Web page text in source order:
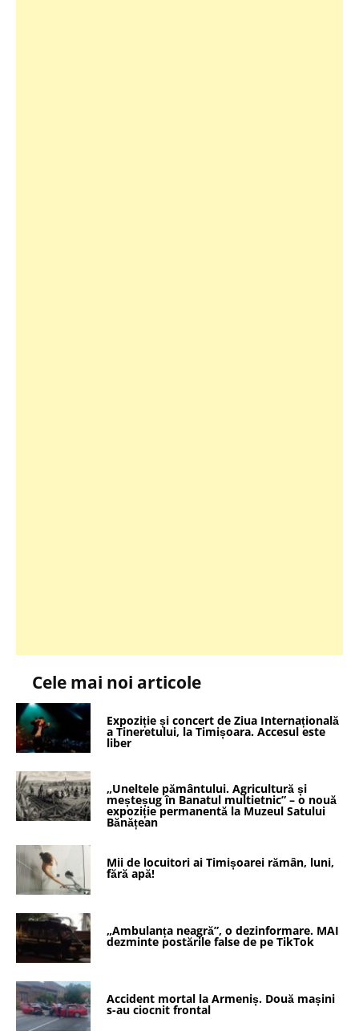
Cele mai noi articole
Expoziție și concert de Ziua Internațională
a Tineretului, la Timișoara. Accesul este
liber
„Uneltele pământului. Agricultură și
meșteșug în Banatul multietnic” – o nouă
expoziție permanentă la Muzeul Satului
Bănățean
Mii de locuitori ai Timișoarei rămân, luni,
fără apă!
„Ambulanța neagră”, o dezinformare. MAI
dezminte postările false de pe TikTok
Accident mortal la Armeniș. Două mașini
s-au ciocnit frontal